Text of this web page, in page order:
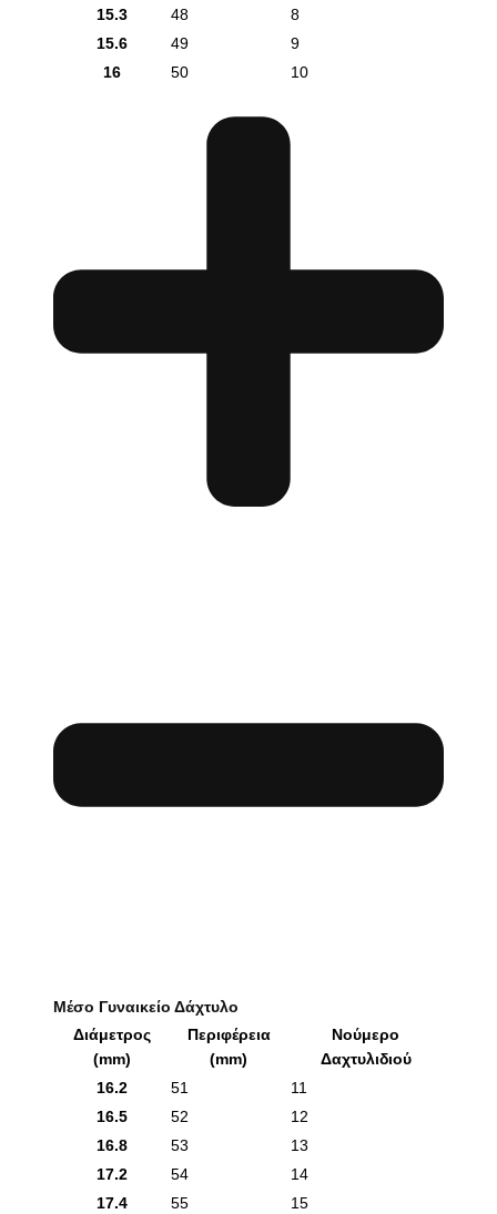
15.3
48
8
15.6
49
9
16
50 10
Μέσο Γυναικείο Δάχτυλο
Διάμετρος
(mm)
Περιφέρεια
(mm)
Νούμερο
Δαχτυλιδιού
16.2
51
11
16.5
52
12
16.8
53
13
17.2
54
14
17.4
55
15